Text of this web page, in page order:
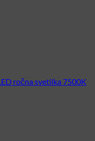
ročna svetilka 7500K